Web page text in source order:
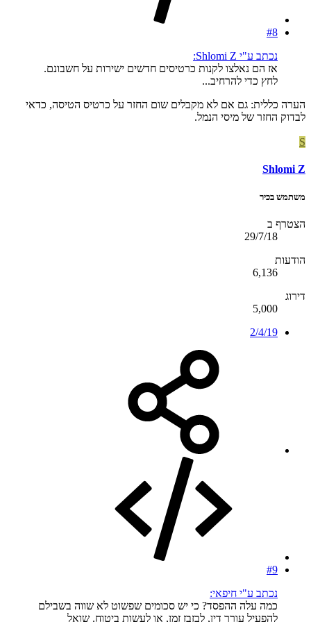
#8
נכתב ע"י Shlomi Z:
אז הם נאלצו לקנות כרטיסים חדשים ישירות על חשבונם.
לחץ כדי להרחיב...
הערה כללית: גם אם לא מקבלים שום החזר על כרטיס הטיסה, כדאי
לבדוק החזר של מיסי הנמל.
S
Shlomi Z
משתמש בכיר
הצטרף ב
29/7/18
הודעות
6,136
דירוג
5,000
2/4/19
#9
נכתב ע"י חיפאי:
כמה עלה ההפסד? כי יש סכומים שפשוט לא שווה בשבילם
להפעיל עורך דין, לבזבז זמן, או לעשות ביטוח. שואל